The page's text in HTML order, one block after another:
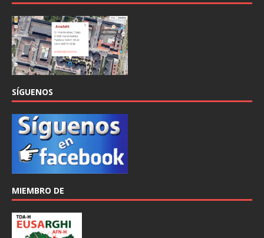
SÍGUENOS
MIEMBRO DE